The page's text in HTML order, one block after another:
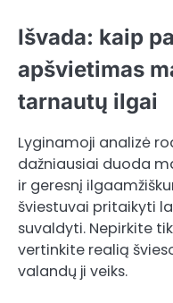
Išvada: kaip
apšvietimas
tarnautų ilgai
Lyginamoji analizė
dažniausiai duoda
ir geresnį
šviestuvai pritaikyti
suvaldyti. Nepirkite
vertinkite realią
valandų ji veiks.